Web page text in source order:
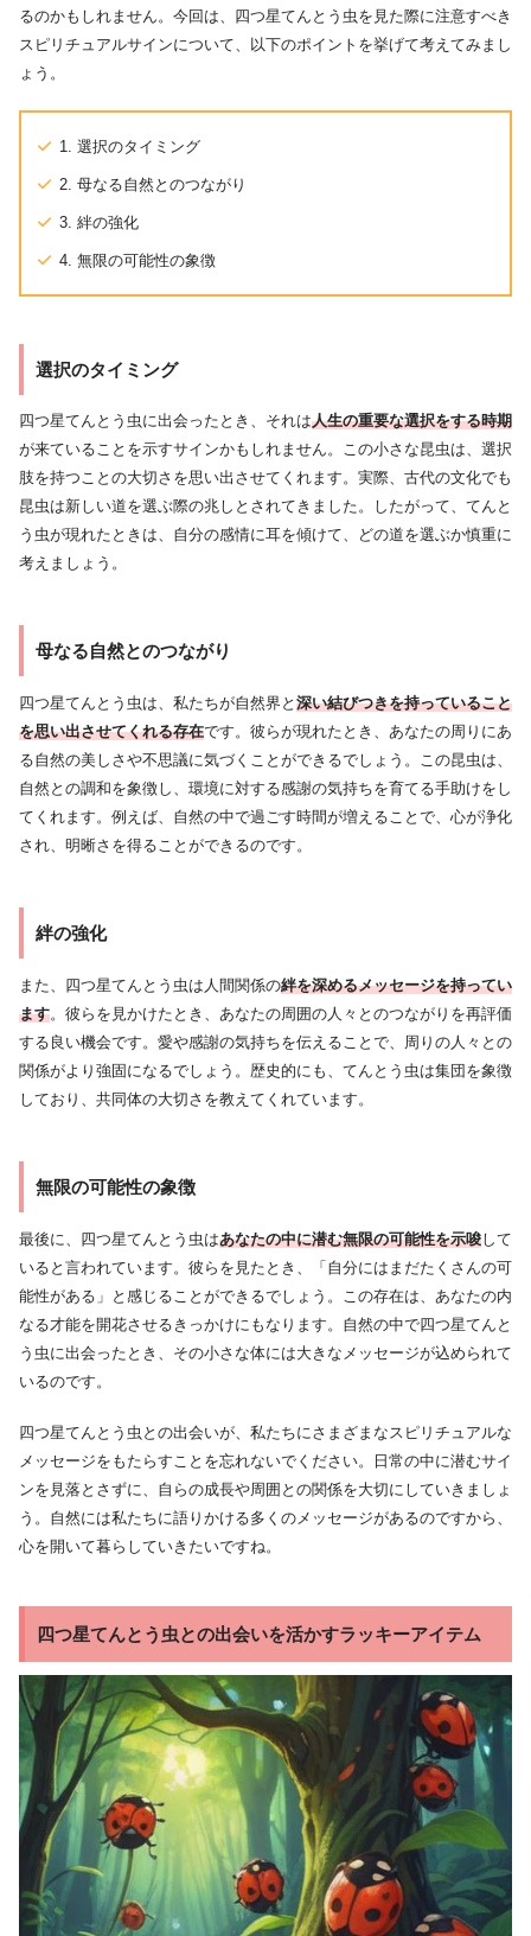
るのかもしれません。今回は、四つ星てんとう虫を見た際に注意すべき
スピリチュアルサインについて、以下のポイントを挙げて考えてみまし
ょう。
1. 選択のタイミング
2. 母なる自然とのつながり
3. 絆の強化
4. 無限の可能性の象徴
選択のタイミング
四つ星てんとう虫に出会ったとき、それは人生の重要な選択をする時期
が来ていることを示すサインかもしれません。この小さな昆虫は、選択
肢を持つことの大切さを思い出させてくれます。実際、古代の文化でも
昆虫は新しい道を選ぶ際の兆しとされてきました。したがって、てんと
う虫が現れたときは、自分の感情に耳を傾けて、どの道を選ぶか慎重に
考えましょう。
母なる自然とのつながり
四つ星てんとう虫は、私たちが自然界と 深い結びつきを持っていること
を思い出させてくれる存在です。彼らが現れたとき、あなたの周りにあ
る自然の美しさや不思議に気づくことができるでしょう。この昆虫は、
自然との調和を象徴し、環境に対する感謝の気持ちを育てる手助けをし
てくれます。例えば、自然の中で過ごす時間が増えることで、心が浄化
され、明晰さを得ることができるのです。
絆の強化
また、四つ星てんとう虫は人間関係の絆を深めるメッセージを持ってい
ます。彼らを見かけたとき、あなたの周囲の人々とのつながりを再評価
する良い機会です。愛や感謝の気持ちを伝えることで、周りの人々との
関係がより強固になるでしょう。歴史的にも、てんとう虫は集団を象徴
しており、共同体の大切さを教えてくれています。
無限の可能性の象徴
最後に、四つ星てんとう虫はあなたの中に潜む無限の可能性を示唆して
いると言われています。彼らを見たとき、「自分にはまだたくさんの可
能性がある」と感じることができるでしょう。この存在は、あなたの内
なる才能を開花させるきっかけにもなります。自然の中で四つ星てんと
う虫に出会ったとき、その小さな体には大きなメッセージが込められて
いるのです。
四つ星てんとう虫との出会いが、私たちにさまざまなスピリチュアルな
メッセージをもたらすことを忘れないでください。日常の中に潜むサイ
ンを見落とさずに、自らの成長や周囲との関係を大切にしていきましょ
う。自然には私たちに語りかける多くのメッセージがあるのですから、
心を開いて暮らしていきたいですね。
四つ星てんとう虫との出会いを活かすラッキーアイテム